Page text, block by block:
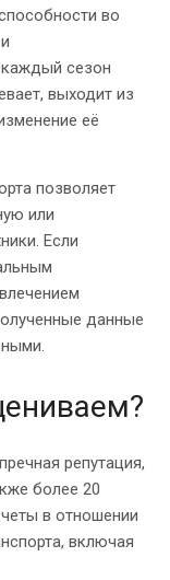
во
сезон
выходит из
её
позволяет
или
Если
данные
репутация,
более 20
в отношении
включая